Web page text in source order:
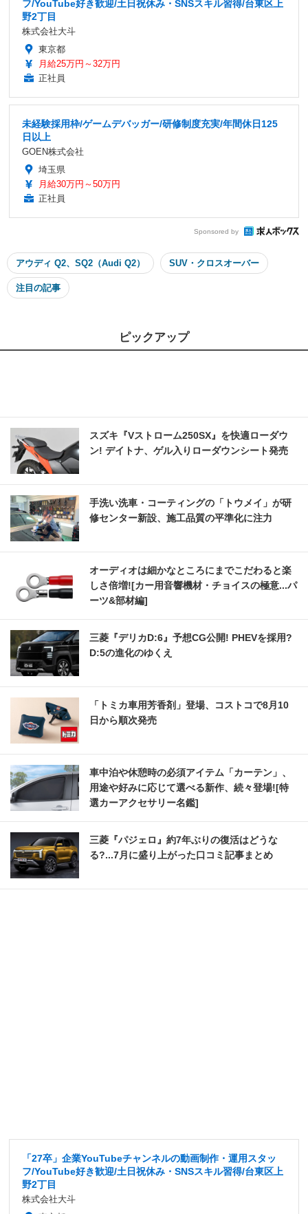
フ/YouTube好き歓迎/土日祝休み・SNSスキル習得/台東区上
野2丁目
株式会社大斗
東京都
月給25万円～32万円
正社員
未経験採用枠/ゲームデバッガー/研修制度充実/年間休日125
日以上
GOEN株式会社
埼玉県
月給30万円～50万円
正社員
Sponsored by
アウディ Q2、SQ2（Audi Q2） SUV・クロスオーバー
注目の記事
ピックアップ
スズキ『Vストローム250SX』を快適ローダウ
ン! デイトナ、ゲル入りローダウンシート発売
手洗い洗車・コーティングの「トウメイ」が研
修センター新設、施工品質の平準化に注力
オーディオは細かなところにまでこだわると楽
しさ倍増![カー用音響機材・チョイスの極意...パ
ーツ&部材編]
三菱『デリカD:6』予想CG公開! PHEVを採用?
D:5の進化のゆくえ
「トミカ車用芳香剤」登場、コストコで8月10
日から順次発売
車中泊や休憩時の必須アイテム「カーテン」、
用途や好みに応じて選べる新作、続々登場![特
選カーアクセサリー名鑑]
三菱『パジェロ』約7年ぶりの復活はどうな
る?...7月に盛り上がった口コミ記事まとめ
「27卒」企業YouTubeチャンネルの動画制作・運用スタッ
フ/YouTube好き歓迎/土日祝休み・SNSスキル習得/台東区上
野2丁目
株式会社大斗